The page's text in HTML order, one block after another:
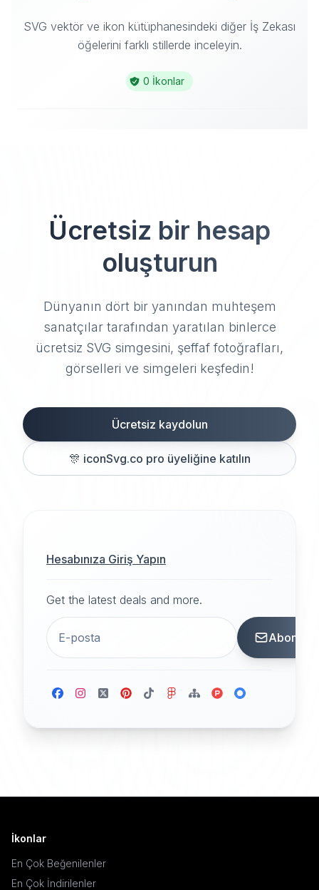
SVG vektör ve ikon kütüphanesindeki diğer İş Zekası
öğelerini farklı stillerde inceleyin.
0 İkonlar
Ücretsiz bir hesap
oluşturun
Dünyanın dört bir yanından muhteşem
sanatçılar tarafından yaratılan binlerce
ücretsiz SVG simgesini, şeffaf fotoğrafları,
görselleri ve simgeleri keşfedin!
Ücretsiz kaydolun
🎊 iconSvg.co pro üyeliğine katılın
Hesabınıza Giriş Yapın
Get the latest deals and more.
Abone
İkonlar
En Çok Beğenilenler
En Çok İndirilenler